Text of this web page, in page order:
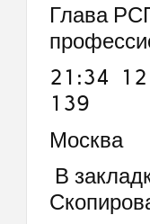
Глава
21:34 12
139
Москва
В